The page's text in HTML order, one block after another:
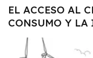
EL ACCESO AL
CONSUMO Y LA